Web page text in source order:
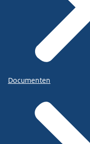
Documenten